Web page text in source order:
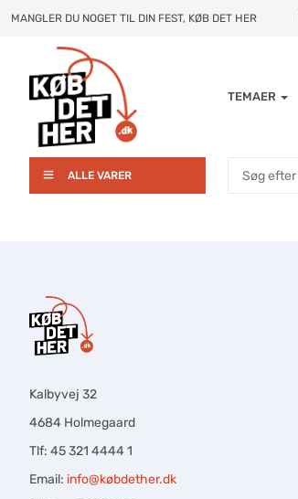
MANGLER DU NOGET TIL DIN FEST, KØB DET HER
TEMAER
ALLE VARER
Kalbyvej 32
4684 Holmegaard
Tlf: 45 321 4444 1
Email: info@købdether.dk